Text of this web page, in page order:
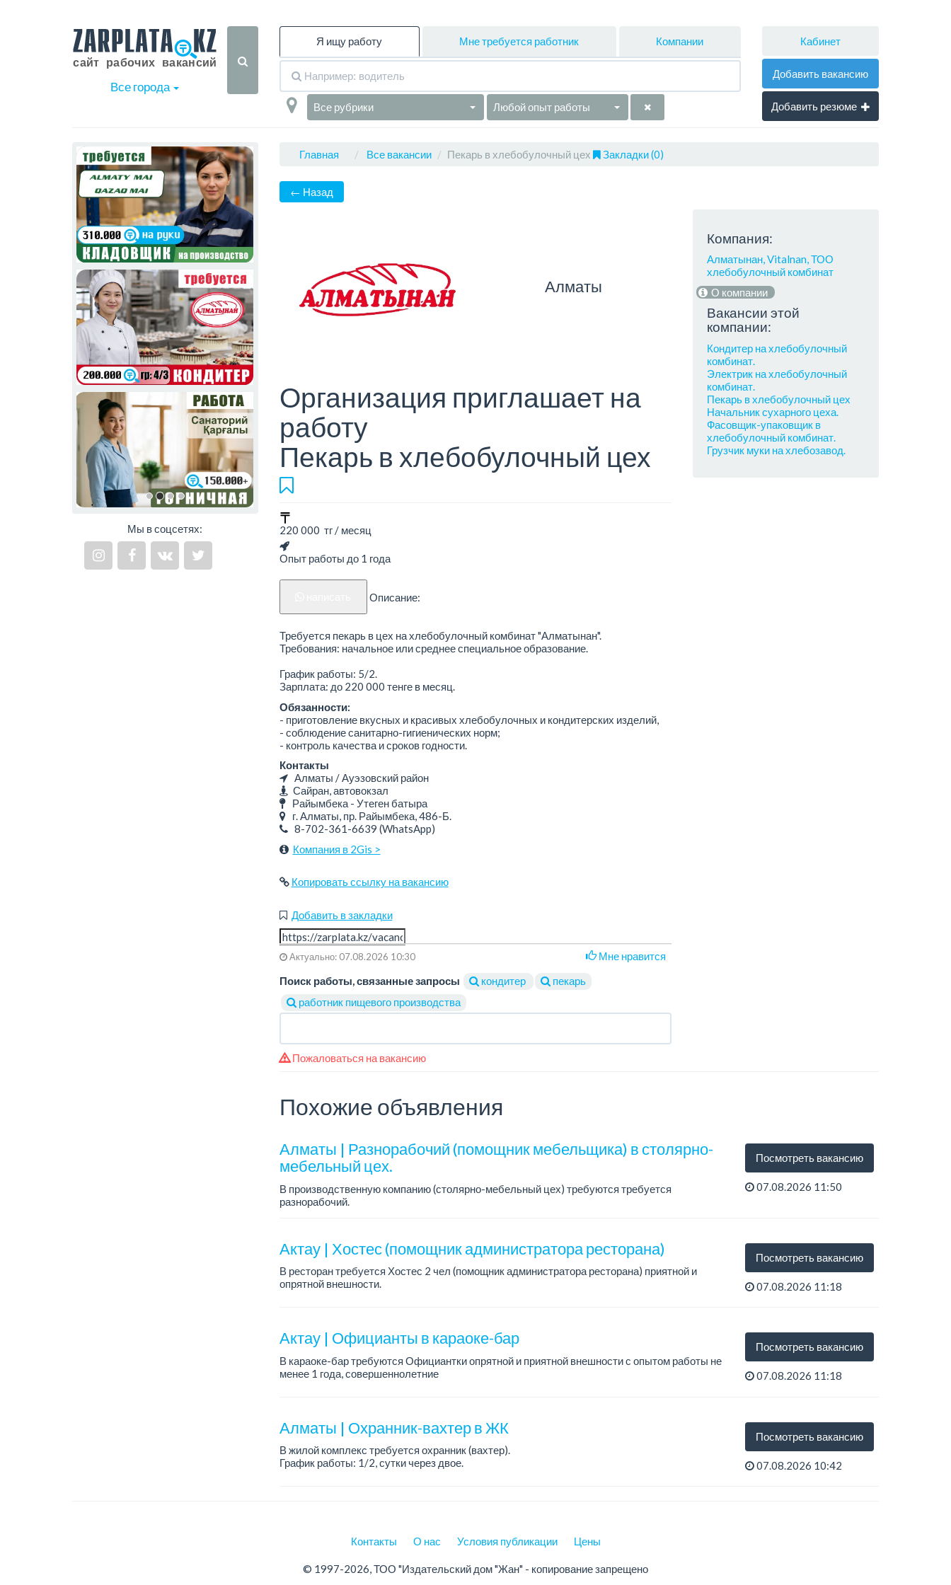
Все города
Я ищу работу Мне требуется работник Компании
Все рубрики Любой опыт работы
Кабинет
Добавить вакансию
Добавить резюме
Мы в соцсетях:
Главная Все вакансии Пекарь в хлебобулочный цех Закладки (0)
← Назад
Алматы
Организация приглашает на
работу
Пекарь в хлебобулочный цех
220 000 тг / месяц
Опыт работы до 1 года
Описание:
Требуется пекарь в цех на хлебобулочный комбинат "Алматынан".
Требования: начальное или среднее специальное образование.
График работы: 5/2.
Зарплата: до 220 000 тенге в месяц.
Обязанности:
- приготовление вкусных и красивых хлебобулочных и кондитерских изделий,
- соблюдение санитарно-гигиенических норм;
- контроль качества и сроков годности.
Контакты
Алматы / Ауэзовский район
Сайран, автовокзал
Райымбека - Утеген батыра
г. Алматы, пр. Райымбека, 486-Б.
8-702-361-6639 (WhatsApp)
Компания в 2Gis >
Копировать ссылку на вакансию
Добавить в закладки
Актуально: 07.08.2026 10:30
Мне нравится
Поиск работы, связанные запросы
кондитер
пекарь
работник пищевого производства
Компания:
Алматынан, Vitalnan, ТОО
хлебобулочный комбинат
О компании
Вакансии этой
компании:
Кондитер на хлебобулочный
комбинат.
Электрик на хлебобулочный
комбинат.
Пекарь в хлебобулочный цех
Начальник сухарного цеха.
Фасовщик-упаковщик в
хлебобулочный комбинат.
Грузчик муки на хлебозавод.
Пожаловаться на вакансию
Похожие объявления
Алматы | Разнорабочий (помощник мебельщика) в столярно-
мебельный цех.
В производственную компанию (столярно-мебельный цех) требуются требуется
разнорабочий.
...
Посмотреть вакансию
07.08.2026 11:50
Актау | Хостес (помощник администратора ресторана)
В ресторан требуется Хостес 2 чел (помощник администратора ресторана) приятной и
опрятной внешности.
Посмотреть вакансию
07.08.2026 11:18
Актау | Официанты в караоке-бар
В караоке-бар требуются Официантки опрятной и приятной внешности с опытом работы не
менее 1 года, совершеннолетние
— Удобный сменный график
...
Посмотреть вакансию
07.08.2026 11:18
Алматы | Охранник-вахтер в ЖК
В жилой комплекс требуется охранник (вахтер).
График работы: 1/2, сутки через двое.
Посмотреть вакансию
07.08.2026 10:42
Контакты О нас Условия публикации Цены
© 1997-2026, ТОО "Издательский дом "Жан" - копирование запрещено